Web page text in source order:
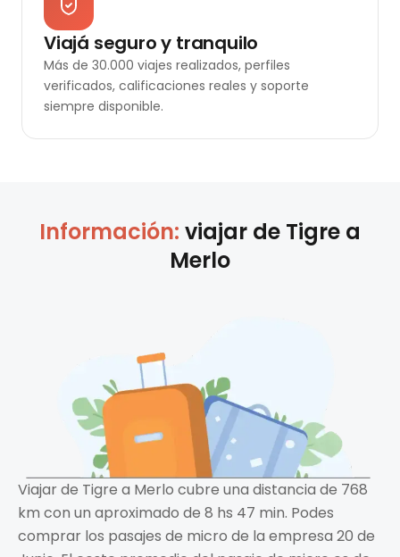
Viajá seguro y tranquilo
Más de 30.000 viajes realizados, perfiles
verificados, calificaciones reales y soporte
siempre disponible.
Información: viajar de Tigre a
Merlo
Viajar de Tigre a Merlo cubre una distancia de 768
km con un aproximado de 8 hs 47 min. Podes
comprar los pasajes de micro de la empresa 20 de